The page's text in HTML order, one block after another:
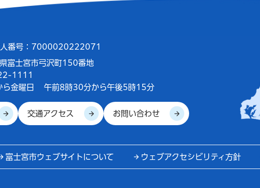
番号：7000020222071
富士宮市弓沢町150番地
1111
ら金曜日 午前8時30分から午後5時15分
交通アクセス お問い合わせ
富士宮市ウェブサイトについて ウェブアクセシビリティ方針